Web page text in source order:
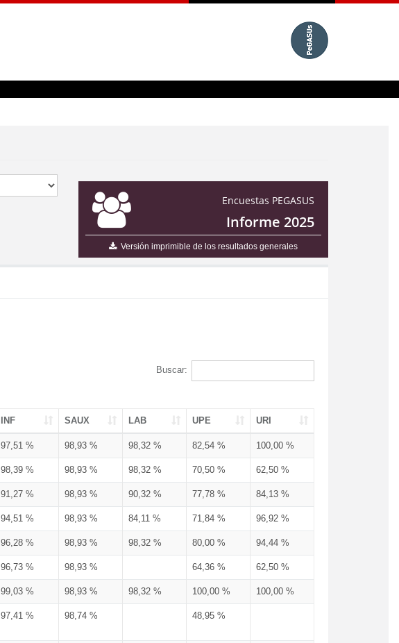
Encuestas PEGASUS
Informe 2025
Versión imprimible de los resultados generales
Buscar:
INF SAUX LAB UPE URI
97,51 % 98,93 % 98,32 % 82,54 % 100,00 %
98,39 % 98,93 % 98,32 % 70,50 % 62,50 %
91,27 % 98,93 % 90,32 % 77,78 % 84,13 %
94,51 % 98,93 % 84,11 % 71,84 % 96,92 %
96,28 % 98,93 % 98,32 % 80,00 % 94,44 %
96,73 % 98,93 % 64,36 % 62,50 %
99,03 % 98,93 % 98,32 % 100,00 % 100,00 %
97,41 % 98,74 % 48,95 %